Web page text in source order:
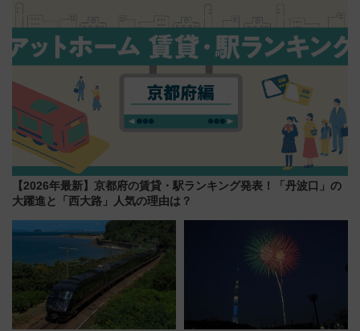
【2026年最新】京都府の賃貸・駅ランキング発表！「丹波口」の
大躍進と「西大路」人気の理由は？